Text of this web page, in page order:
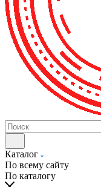
Каталог
По всему сайту
По каталогу